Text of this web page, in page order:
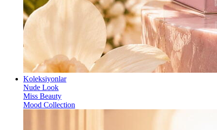
Koleksiyonlar
Nude Look
Miss Beauty
Mood Collection